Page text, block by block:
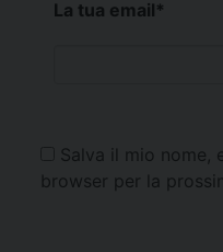
La tua email*
Salva il mio nome,
browser per la